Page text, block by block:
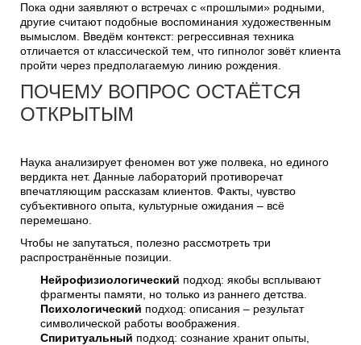
Пока одни заявляют о встречах с «прошлыми» родными,
другие считают подобные воспоминания художественным
вымыслом. Введём контекст: регрессивная техника
отличается от классической тем, что гипнолог зовёт клиента
пройти через предполагаемую линию рождения.
ПОЧЕМУ ВОПРОС ОСТАЁТСЯ
ОТКРЫТЫМ
Наука анализирует феномен вот уже полвека, но единого
вердикта нет. Данные лабораторий противоречат
впечатляющим рассказам клиентов. Факты, чувство
субъективного опыта, культурные ожидания – всё
перемешано.
Чтобы не запутаться, полезно рассмотреть три
распространённые позиции.
Нейрофизиологический подход: якобы всплывают
фрагменты памяти, но только из раннего детства.
Психологический подход: описания – результат
символической работы воображения.
Спиритуальный подход: сознание хранит опыты,